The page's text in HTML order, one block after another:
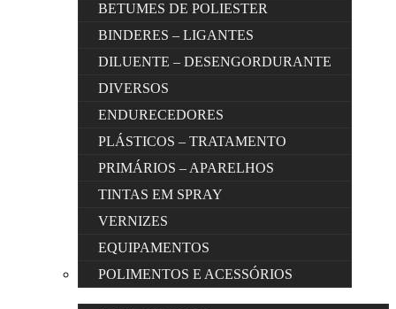
BETUMES DE POLIESTER
BINDERES – LIGANTES
DILUENTE – DESENGORDURANTE
DIVERSOS
ENDURECEDORES
PLÁSTICOS – TRATAMENTO
PRIMÁRIOS – APARELHOS
TINTAS EM SPRAY
VERNIZES
EQUIPAMENTOS
POLIMENTOS E ACESSÓRIOS